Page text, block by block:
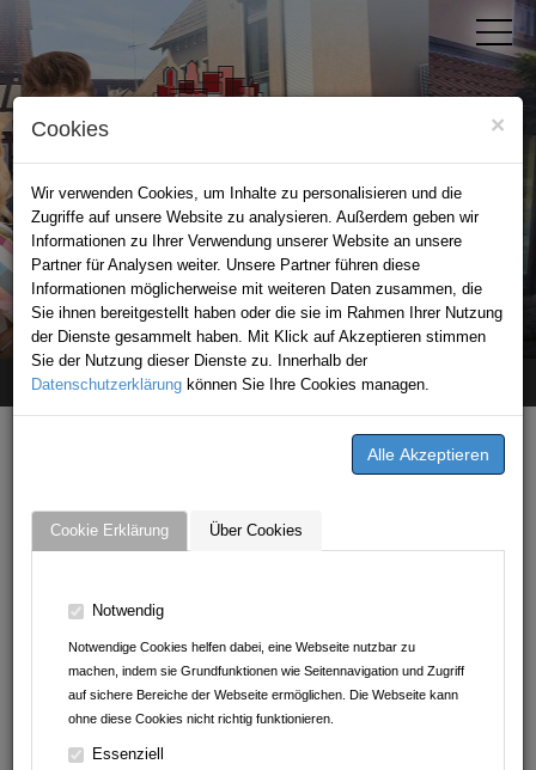
×
Cookies
Wir verwenden Cookies, um Inhalte zu personalisieren und die
Zugriffe auf unsere Website zu analysieren. Außerdem geben wir
Informationen zu Ihrer Verwendung unserer Website an unsere
Partner für Analysen weiter. Unsere Partner führen diese
Informationen möglicherweise mit weiteren Daten zusammen, die
Sie ihnen bereitgestellt haben oder die sie im Rahmen Ihrer Nutzung
der Dienste gesammelt haben. Mit Klick auf Akzeptieren stimmen
Sie der Nutzung dieser Dienste zu. Innerhalb der
Datenschutzerklärung können Sie Ihre Cookies managen.
Cookie Erklärung Über Cookies
Notwendig
Notwendige Cookies helfen dabei, eine Webseite nutzbar zu
machen, indem sie Grundfunktionen wie Seitennavigation und Zugriff
auf sichere Bereiche der Webseite ermöglichen. Die Webseite kann
ohne diese Cookies nicht richtig funktionieren.
Essenziell
STADTPORTAL SCHWAIGERN
Home unternehmen Signal Iduna
Zabergäustr. 20
Wolgast75031 Eppingen
tayfun.sen@signal-iduna.net